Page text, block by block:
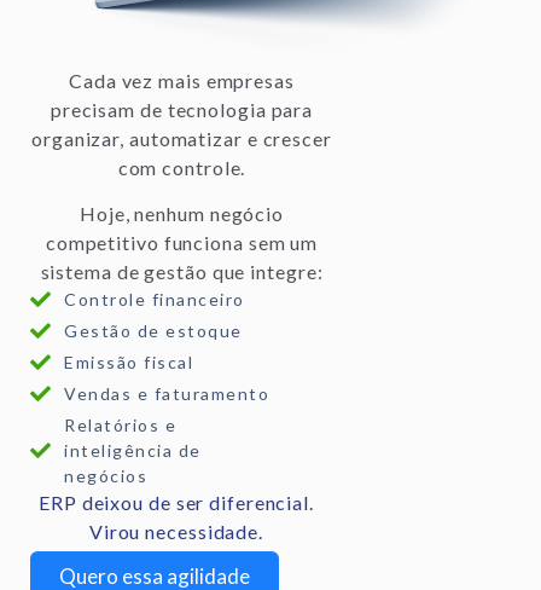
Cada vez mais empresas
precisam de tecnologia para
organizar, automatizar e crescer
com controle.
Hoje, nenhum negócio
competitivo funciona sem um
sistema de gestão que integre:
Controle financeiro
Gestão de estoque
Emissão fiscal
Vendas e faturamento
Relatórios e
inteligência de
negócios
ERP deixou de ser diferencial.
Virou necessidade.
Quero essa agilidade